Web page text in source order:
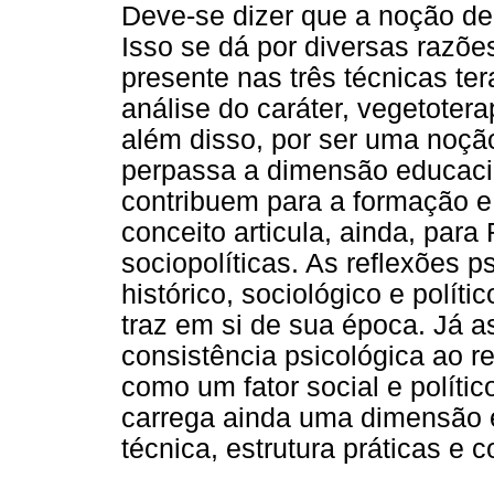
Deve-se dizer que a noção
Isso se dá por diversas
presente nas três técnicas
análise do caráter,
além disso, por ser uma
perpassa a dimensão
contribuem para a formação
conceito articula, ainda,
sociopolíticas. As reflexões
histórico, sociológico e
traz em si de sua época. Já
consistência psicológica ao
como um fator social e
carrega ainda uma
técnica, estrutura práticas e